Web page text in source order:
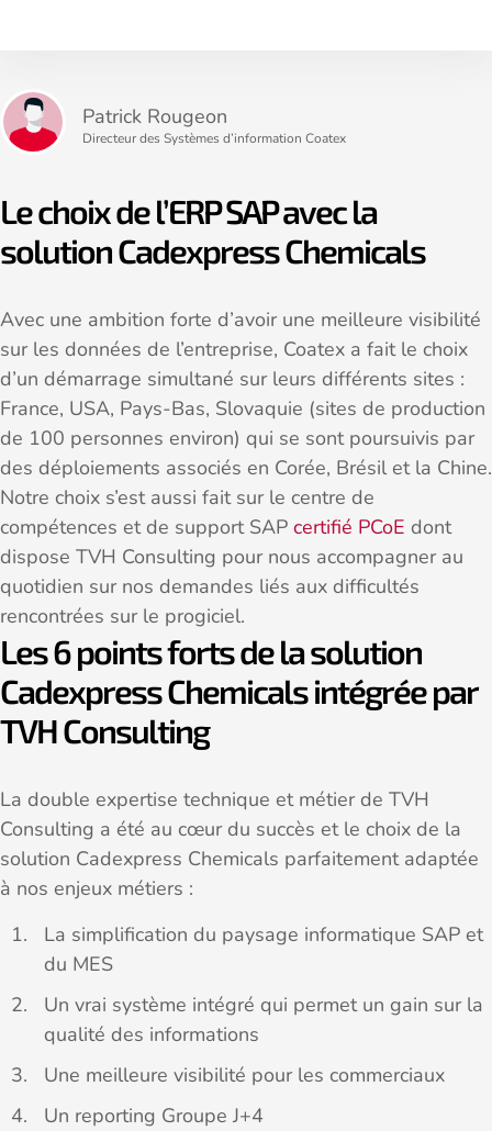
Patrick Rougeon
Directeur des Systèmes d’information Coatex
Le choix de l’ERP SAP avec la
solution Cadexpress Chemicals
Avec une ambition forte d’avoir une meilleure visibilité
sur les données de l’entreprise, Coatex a fait le choix
d’un démarrage simultané sur leurs différents sites :
France, USA, Pays-Bas, Slovaquie (sites de production
de 100 personnes environ) qui se sont poursuivis par
des déploiements associés en Corée, Brésil et la Chine.
Notre choix s’est aussi fait sur le centre de
compétences et de support SAP certifié PCoE dont
dispose TVH Consulting pour nous accompagner au
quotidien sur nos demandes liés aux difficultés
rencontrées sur le progiciel.
Les 6 points forts de la solution
Cadexpress Chemicals intégrée par
TVH Consulting
La double expertise technique et métier de TVH
Consulting a été au cœur du succès et le choix de la
solution Cadexpress Chemicals parfaitement adaptée
à nos enjeux métiers :
La simplification du paysage informatique SAP et
du MES
Un vrai système intégré qui permet un gain sur la
qualité des informations
Une meilleure visibilité pour les commerciaux
Un reporting Groupe J+4